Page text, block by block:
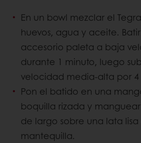
En un bowl mezclar el
huevos, agua y aceite.
accesorio paleta a baja
durante 1 minuto, luego
velocidad media-alta por 4
Pon el batido en una
boquilla rizada y
de largo sobre una lata
mantequilla.